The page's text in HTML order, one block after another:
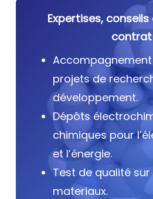
Expertises, conseils
contrat
projets de
développement.
Dépôts
chimiques pour
et l’énergie.
Test de qualité sur
materiaux.